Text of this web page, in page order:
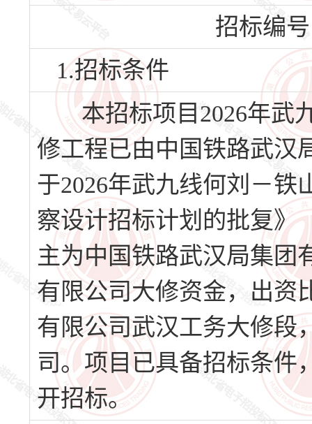
招标编号
1.招标条件
本招标项目2026年武九
修工程已由中国铁路武汉
于2026年武九线何刘－铁
察设计招标计划的批复》
主为中国铁路武汉局集团
有限公司大修资金，出资
有限公司武汉工务大修段
司。项目已具备招标条件
开招标。